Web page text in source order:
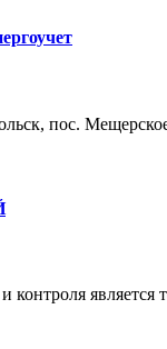
пос.